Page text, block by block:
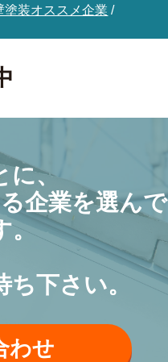
塗装オススメ企業 /
に、
企業を選んで
。
下さい。
わせ